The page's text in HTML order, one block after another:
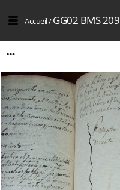
Accueil/GG02 BMS 209